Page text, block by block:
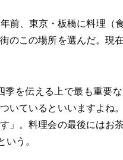
前、東京・板橋に料理（
のこの場所を選んだ。現
を伝える上で最も重要な
いているといいますよね
」。料理会の最後にはお
いう。